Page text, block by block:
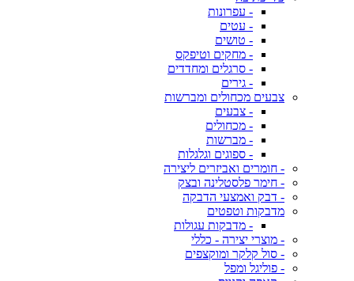
- עפרונות
- עטים
- טושים
- מחקים וטיפקס
- סרגלים ומחדדים
- גירים
צבעים מכחולים ומברשות
- צבעים
- מכחולים
- מברשות
- ספוגים וגלגלות
- חומרים ואביזרים ליצירה
- חימר פלסטלינה ובצק
- דבק ואמצעי הדבקה
מדבקות וטפטים
- מדבקות עגולות
- מוצרי יצירה - כללי
- סול קלקר ומוקצפים
- פוליגל ומפל